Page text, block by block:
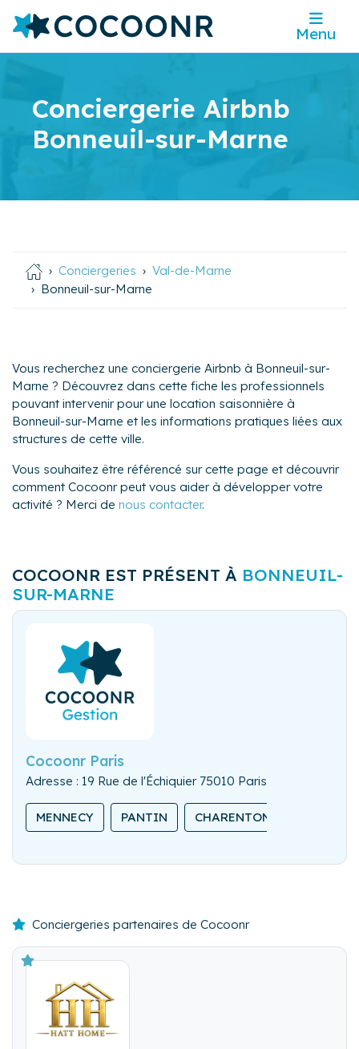
Menu
Conciergerie Airbnb
Bonneuil-sur-Marne
Conciergeries
Val-de-Marne
Bonneuil-sur-Marne
Vous recherchez une conciergerie Airbnb à Bonneuil-sur-
Marne ? Découvrez dans cette fiche les professionnels
pouvant intervenir pour une location saisonnière à
Bonneuil-sur-Marne et les informations pratiques liées aux
structures de cette ville.
Vous souhaitez être référencé sur cette page et découvrir
comment Cocoonr peut vous aider à développer votre
activité ? Merci de nous contacter.
COCOONR EST PRÉSENT À BONNEUIL-
SUR-MARNE
Cocoonr Paris
Adresse : 19 Rue de l'Échiquier 75010 Paris
MENNECY PANTIN CHARENTON-LE-PONT
Conciergeries partenaires de Cocoonr